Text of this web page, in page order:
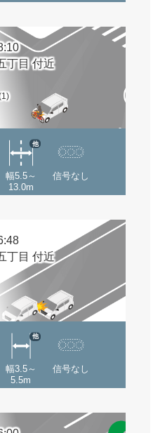
丁目 付近
幅5.5～
13.0m
他
信号なし
丁目 付近
幅3.5～
5.5m
他
信号なし